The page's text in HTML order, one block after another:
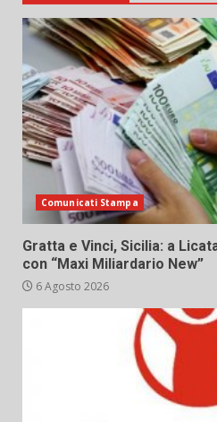
Comunicati Stampa
Gratta e Vinci, Sicilia: a
con “Maxi Miliardario New”
6 Agosto 2026